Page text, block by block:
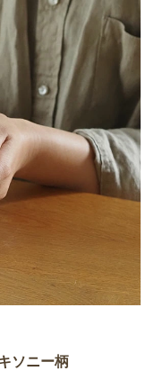
ソニー柄